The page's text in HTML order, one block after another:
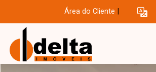
Área do Cliente